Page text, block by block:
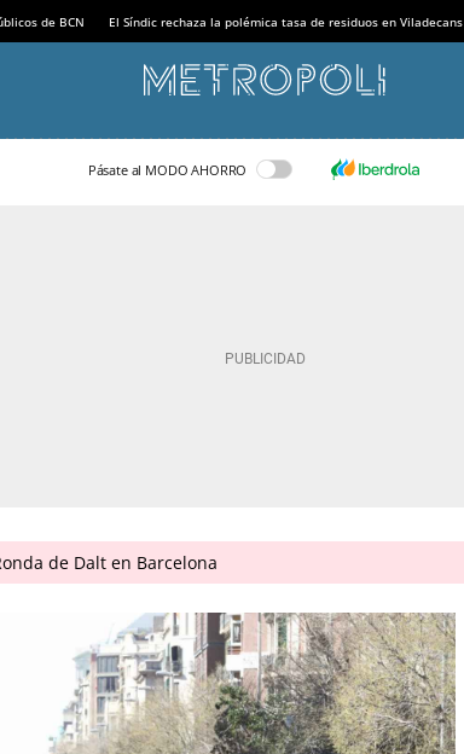
de BCN El Síndic rechaza la polémica tasa de residuos en Viladecans
Pásate al MODO AHORRO
de Dalt en Barcelona